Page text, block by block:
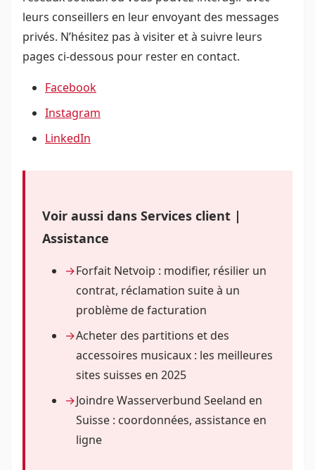
leurs conseillers en leur envoyant des messages
privés. N’hésitez pas à visiter et à suivre leurs
pages ci-dessous pour rester en contact.
Facebook
Instagram
LinkedIn
Voir aussi dans Services client |
Assistance
Forfait Netvoip : modifier, résilier un
contrat, réclamation suite à un
problème de facturation
Acheter des partitions et des
accessoires musicaux : les meilleures
sites suisses en 2025
Joindre Wasserverbund Seeland en
Suisse : coordonnées, assistance en
ligne